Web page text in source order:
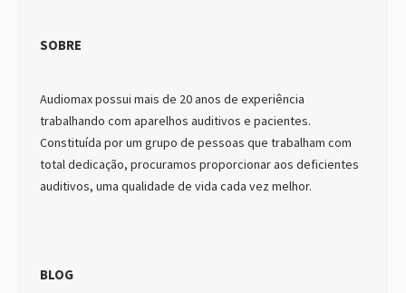
SOBRE
Audiomax possui mais de 20 anos de experiência
trabalhando com aparelhos auditivos e pacientes.
Constituída por um grupo de pessoas que trabalham com
total dedicação, procuramos proporcionar aos deficientes
auditivos, uma qualidade de vida cada vez melhor.
BLOG